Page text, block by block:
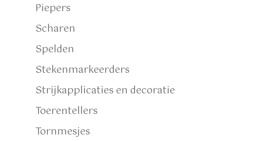
Piepers
Scharen
Spelden
Stekenmarkeerders
Strijkapplicaties en decoratie
Toerentellers
Tornmesjes